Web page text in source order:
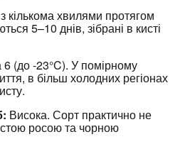
кількома хвилями протягом
5–10 днів, зібрані в кисті
(до -23°C). У помірному
в більш холодних регіонах
Висока. Сорт практично не
росою та чорною